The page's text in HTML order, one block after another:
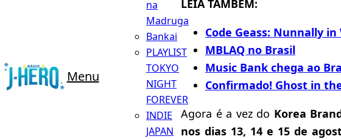
Menu
na
Madruga
Bankai
PLAYLIST
TOKYO
NIGHT
FOREVER
INDIE
JAPAN
LEIA TAMBÉM:
Code Geass: Nunnally
MBLAQ no Brasil
Music Bank chega ao
Confirmado! Ghost in
Agora é a vez do Korea
nos dias 13, 14 e 15 de